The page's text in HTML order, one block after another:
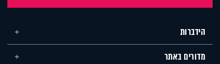
הידברות
מדורים באתר